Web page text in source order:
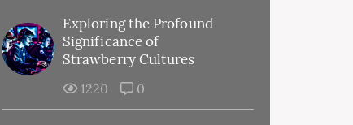
Exploring the Profound
Significance of
Strawberry Cultures
1220 0